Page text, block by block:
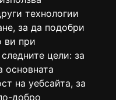
технологии
за да подобри
ви при
цели: за
основната
на уебсайта, за
добро